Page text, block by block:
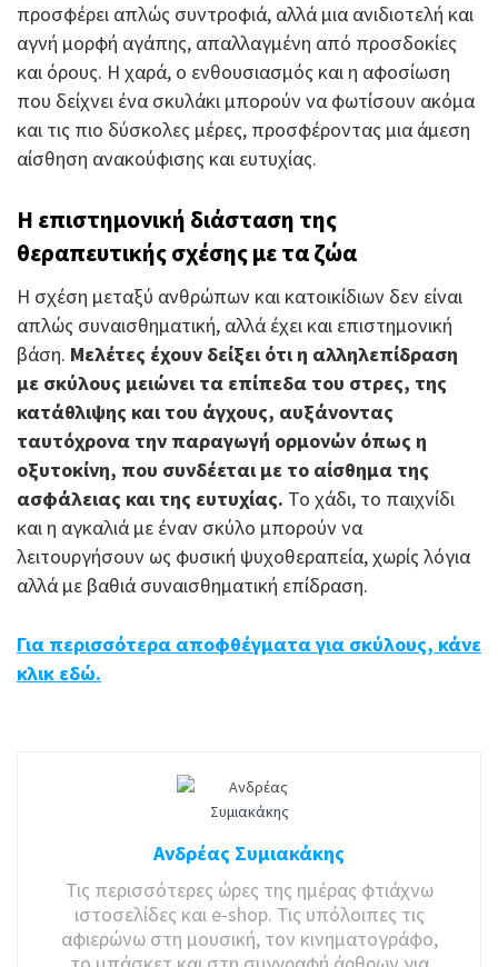
προσφέρει απλώς συντροφιά, αλλά μια ανιδιοτελή και
αγνή μορφή αγάπης, απαλλαγμένη από προσδοκίες
και όρους. Η χαρά, ο ενθουσιασμός και η αφοσίωση
που δείχνει ένα σκυλάκι μπορούν να φωτίσουν ακόμα
και τις πιο δύσκολες μέρες, προσφέροντας μια άμεση
αίσθηση ανακούφισης και ευτυχίας.
Η επιστημονική διάσταση της
θεραπευτικής σχέσης με τα ζώα
Η σχέση μεταξύ ανθρώπων και κατοικίδιων δεν είναι
απλώς συναισθηματική, αλλά έχει και επιστημονική
βάση. Μελέτες έχουν δείξει ότι η αλληλεπίδραση
με σκύλους μειώνει τα επίπεδα του στρες, της
κατάθλιψης και του άγχους, αυξάνοντας
ταυτόχρονα την παραγωγή ορμονών όπως η
οξυτοκίνη, που συνδέεται με το αίσθημα της
ασφάλειας και της ευτυχίας. Το χάδι, το παιχνίδι
και η αγκαλιά με έναν σκύλο μπορούν να
λειτουργήσουν ως φυσική ψυχοθεραπεία, χωρίς λόγια
αλλά με βαθιά συναισθηματική επίδραση.
Για περισσότερα αποφθέγματα για σκύλους, κάνε
κλικ εδώ.
Ανδρέας Συμιακάκης
Τις περισσότερες ώρες της ημέρας φτιάχνω
ιστοσελίδες και e-shop. Τις υπόλοιπες τις
αφιερώνω στη μουσική, τον κινηματογράφο,